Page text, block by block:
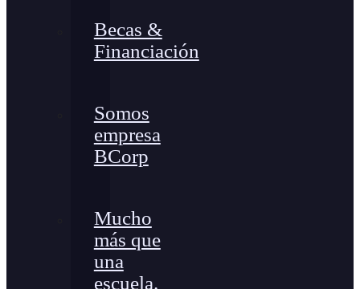
Becas &
Financiación
Somos
empresa
BCorp
Mucho
más que
una
escuela.